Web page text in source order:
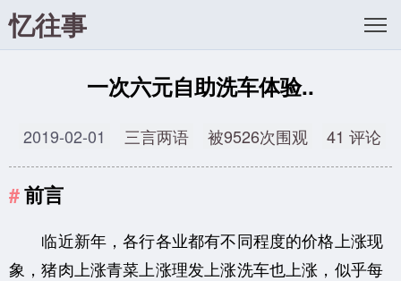
忆往事
一次六元自助洗车体验..
2019-02-01 三言两语 被9526次围观 41 评论
前言
临近新年，各行各业都有不同程度的价格上涨现
象，猪肉上涨青菜上涨理发上涨洗车也上涨，似乎每